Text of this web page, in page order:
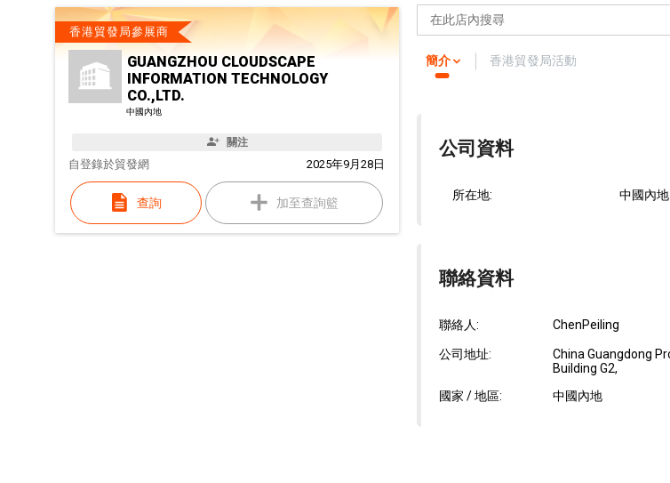
香港貿發局參展商
GUANGZHOU CLOUDSCAPE
INFORMATION TECHNOLOGY
CO.,LTD.
中國內地
關注
自 2025年9月28日
登錄於貿發網
查詢 加至查詢籃
簡介 香港貿發局活動
公司資料
所在地: 中國內地
聯絡資料
聯絡人: ChenPeiling
公司地址:
China Guangdong
Building G2,
國家 / 地區:
中國內地